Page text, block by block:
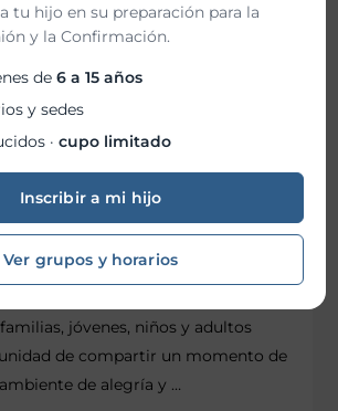
vivimos una nueva edición de
Parroquial, un espacio pensado para
de amistad y convivencia entre
jóvenes, niños y adultos
de compartir un momento de
de alegría y …
tu hijo en su preparación para la
y la Confirmación.
de6 a 15 años
y sedes
·cupo limitado
Inscribir a mi hijo
Ver grupos y horarios